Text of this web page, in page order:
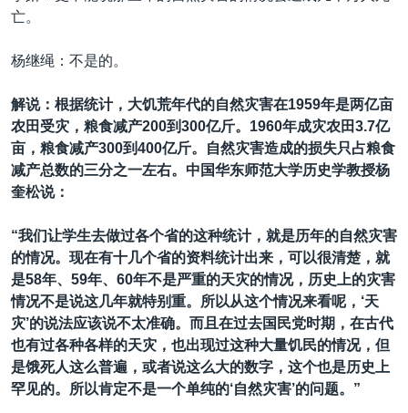
亡。
杨继绳：不是的。
解说：根据统计，大饥荒年代的自然灾害在1959年是两亿亩
农田受灾，粮食减产200到300亿斤。1960年成灾农田3.7亿
亩，粮食减产300到400亿斤。自然灾害造成的损失只占粮食
减产总数的三分之一左右。中国华东师范大学历史学教授杨
奎松说：
“我们让学生去做过各个省的这种统计，就是历年的自然灾害
的情况。现在有十几个省的资料统计出来，可以很清楚，就
是58年、59年、60年不是严重的天灾的情况，历史上的灾害
情况不是说这几年就特别重。所以从这个情况来看呢，‘天
灾’的说法应该说不太准确。而且在过去国民党时期，在古代
也有过各种各样的天灾，也出现过这种大量饥民的情况，但
是饿死人这么普遍，或者说这么大的数字，这个也是历史上
罕见的。所以肯定不是一个单纯的‘自然灾害’的问题。”